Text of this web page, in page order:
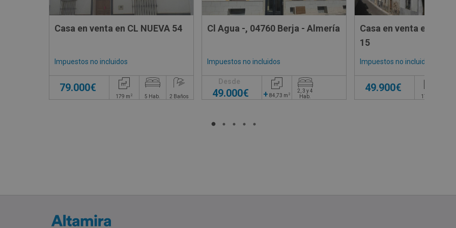
Casa en venta en CL NUEVA 54
Impuestos no incluidos
79.000€
179 m 2 5 Hab. 2 Baños
Cl Agua -, 04760 Berja - Almería
Impuestos no incluidos
Desde
49.000€ + 84,73 m 2
2, 3 y 4
Hab.
Casa en venta en CL
15
Impuestos no incluidos
49.900€
171